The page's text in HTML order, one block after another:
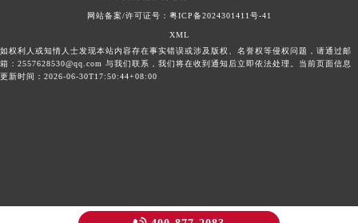
网站备案/许可证号：粤ICP备2024301411号-41
XML
如权利人或知情人士发现本站内容存在事实错误或涉及版权、名誉权等侵权问题，请通过邮
箱：2557628530@qq.com 与我们联系，我们将在收到通知后立即依法处理。当前页面信息
更新时间：2026-06-30T17:50:44+08:00